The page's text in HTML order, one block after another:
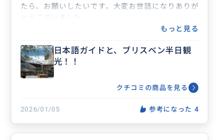
たら、お願いしたいです。大変お世話になりありが
もっと見る
日本語ガイドと、ブリスベン半日観
光！！
クチコミの商品を見る
2026/01/05 参考になった 4